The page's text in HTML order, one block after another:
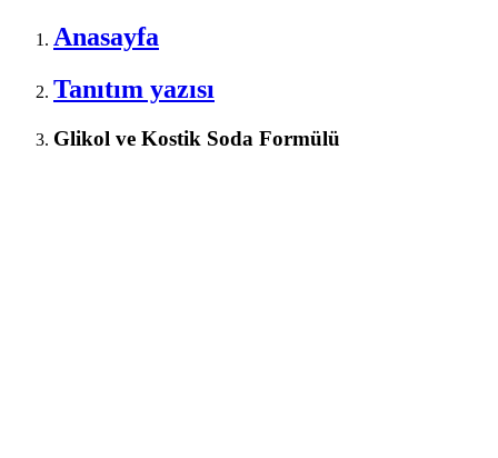
Anasayfa
Tanıtım yazısı
Glikol ve Kostik Soda Formülü